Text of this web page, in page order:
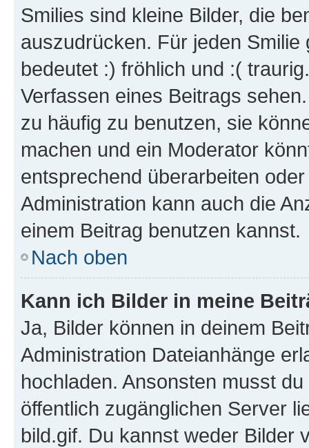
Smilies sind kleine Bilder, die
auszudrücken. Für jeden
bedeutet :) fröhlich und :(
Verfassen eines Beitrags
zu häufig zu benutzen, sie
machen und ein Moderator
entsprechend überarbeiten
Administration kann auch die
einem Beitrag benutzen kannst.
Nach oben
Kann ich Bilder in meine
Ja, Bilder können in deinem
Administration Dateianhänge
hochladen. Ansonsten musst
öffentlich zugänglichen Server
bild.gif. Du kannst weder Bilder